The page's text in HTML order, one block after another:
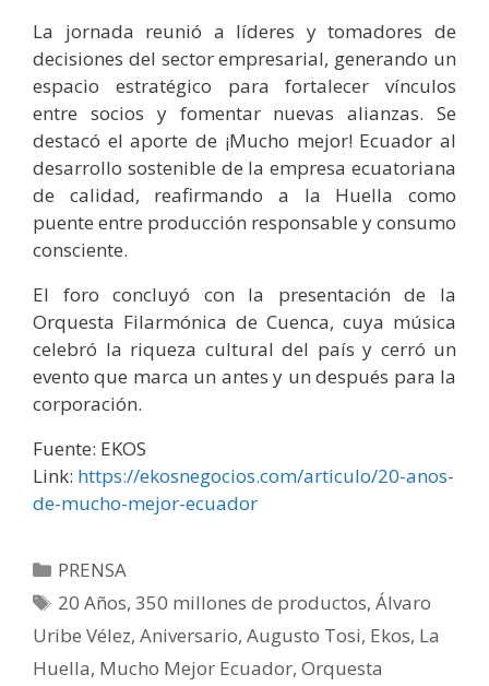
La jornada reunió a líderes y tomadores de
decisiones del sector empresarial, generando un
espacio estratégico para fortalecer vínculos
entre socios y fomentar nuevas alianzas. Se
destacó el aporte de ¡Mucho mejor! Ecuador al
desarrollo sostenible de la empresa ecuatoriana
de calidad, reafirmando a la Huella como
puente entre producción responsable y consumo
consciente.
El foro concluyó con la presentación de la
Orquesta Filarmónica de Cuenca, cuya música
celebró la riqueza cultural del país y cerró un
evento que marca un antes y un después para la
corporación.
Fuente: EKOS
Link: https://ekosnegocios.com/articulo/20-anos-
de-mucho-mejor-ecuador
PRENSA
20 Años,350 millones de productos,Álvaro
Uribe Vélez, Aniversario, Augusto Tosi, Ekos, La
Huella, Mucho Mejor Ecuador, Orquesta